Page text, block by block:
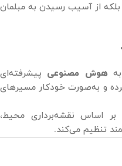
از آسیب رسیدن به مبلمان
هوش مصنوعی پیشرفته‌ای
و به‌صورت خودکار مسیرهای
بر اساس نقشه‌برداری محیط،
تنظیم می‌کند.